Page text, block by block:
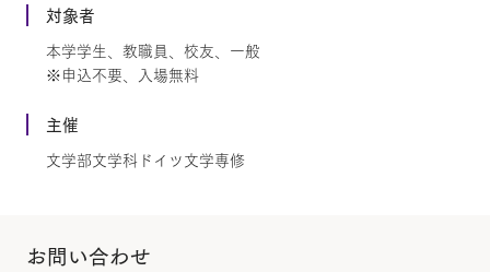
対象者
本学学生、教職員、校友、一般
※申込不要、入場無料
主催
文学部文学科ドイツ文学専修
お問い合わせ